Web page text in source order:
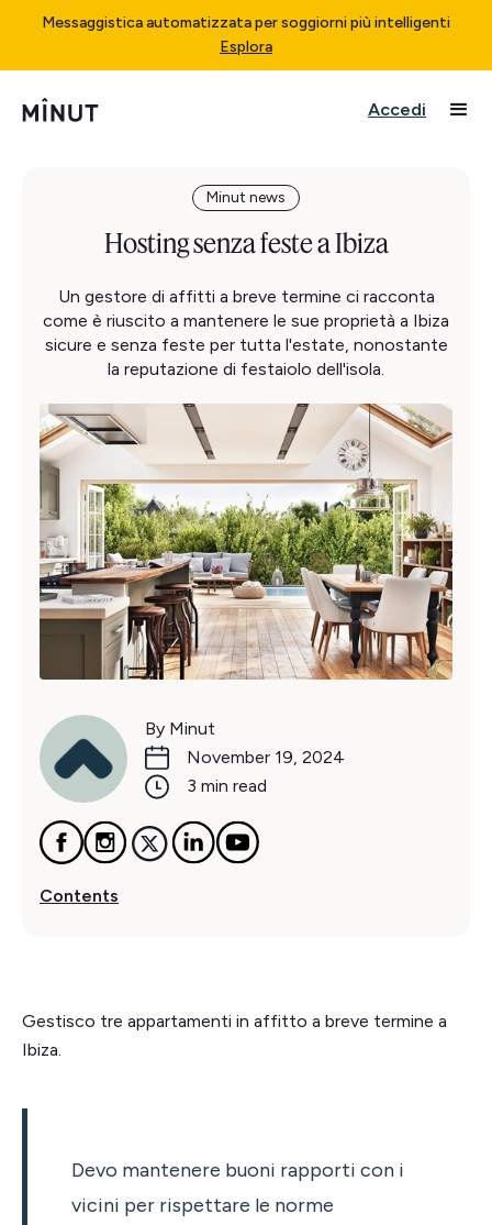
Messaggistica automatizzata per soggiorni più intelligenti
Esplora
Accedi
Minut news
Hosting senza feste a Ibiza
Un gestore di affitti a breve termine ci racconta
come è riuscito a mantenere le sue proprietà a Ibiza
sicure e senza feste per tutta l'estate, nonostante
la reputazione di festaiolo dell'isola.
By Minut
November 19, 2024
3 min read
Contents
Gestisco tre appartamenti in affitto a breve termine a
Ibiza.
Devo mantenere buoni rapporti con i
vicini per rispettare le norme